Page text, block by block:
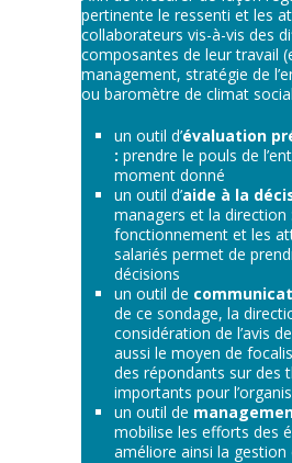
pertinente le ressenti et les
collaborateurs vis-à-vis des
composantes de leur travail
management, stratégie de
ou baromètre de climat
un outil d’évaluation
: prendre le pouls de
moment donné
un outil d’aide à la
managers et la direction
fonctionnement et les
salariés permet de
décisions
un outil de
de ce sondage, la
considération de l’avis
aussi le moyen de
des répondants sur des
importants pour
un outil de
mobilise les efforts des
améliore ainsi la gestion